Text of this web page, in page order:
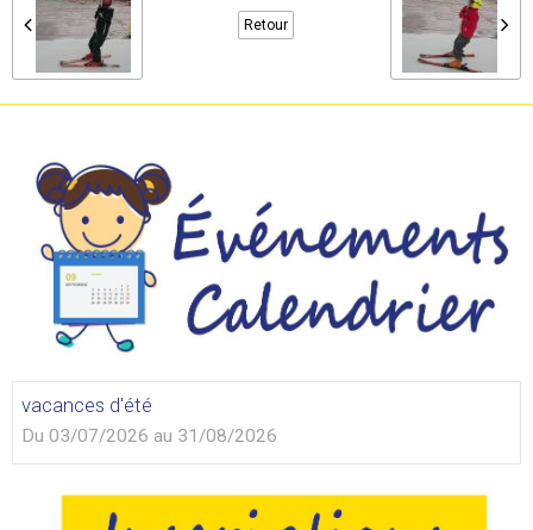
Retour
vacances d'été
Du 03/07/2026 au 31/08/2026